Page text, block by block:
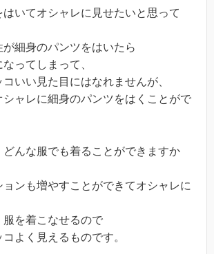
いてオシャレに見せたいと思って
細身のパンツをはいたら
ってしまって、
いい見た目にはなれませんが、
ャレに細身のパンツをはくことがで
んな服でも着ることができますか
ョンも増やすことができてオシャレに
を着こなせるので
よく見えるものです。